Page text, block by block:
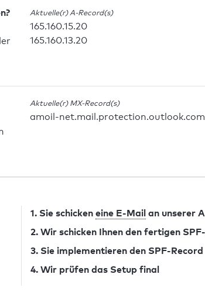
Aktuelle(r) A-Record(s)
165.160.15.20
165.160.13.20
Aktuelle(r) MX-Record(s)
amoil-net.mail.protection.outlook.com
1. Sie schicken eine E-Mail an unserer
2. Wir schicken Ihnen den fertigen
3. Sie implementieren den SPF-Record
4. Wir prüfen das Setup final